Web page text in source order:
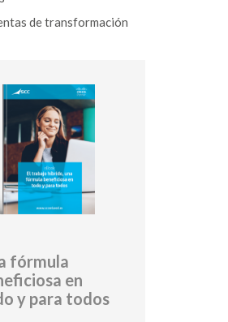
de transformación
fórmula
en
y para todos